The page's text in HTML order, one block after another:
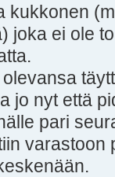
kukkonen
joka ei ole
jo nyt että
pari
varastoon